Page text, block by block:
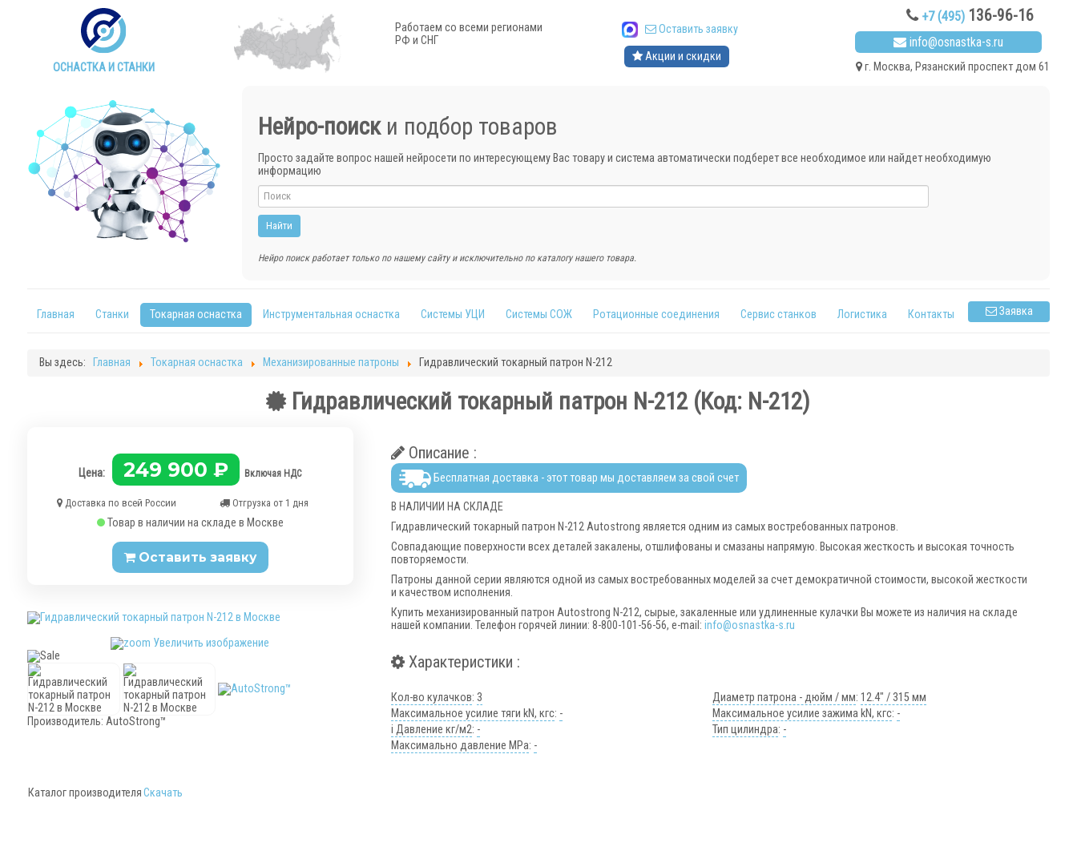
ОСНАСТКА И СТАНКИ
Работаем со всеми регионами
РФ и СНГ
Оставить заявку
Акции и скидки
+7 (495) 136-96-16
info@osnastka-s.ru
г. Москва, Рязанский проспект дом 61
Нейро-поиски подбор товаров
Просто задайте вопрос нашей нейросети по интересующему Вас товару и система автоматически подберет все необходимое или найдет необходимую
информацию
Нейро поиск работает только по нашему сайту и исключительно по каталогу нашего товара.
Главная Станки Токарная оснастка Инструментальная оснастка Системы УЦИ Системы СОЖ Ротационные соединения Сервис станков Логистика Контакты Заявка
Вы здесь: Главная Токарная оснастка Механизированные патроны Гидравлический токарный патрон N-212
Гидравлический токарный патрон N-212 (Код: N-212)
Цена: 249 900 ₽ Включая НДС
Доставка по всей России Отгрузка от 1 дня
Товар в наличии на складе в Москве
Оставить заявку
Увеличить изображение
Производитель: AutoStrong™
Описание :
Бесплатная доставка - этот товар мы доставляем за свой счет
В НАЛИЧИИ НА СКЛАДЕ
Гидравлический токарный патрон N-212 Autostrong является одним из самых востребованных патронов.
Совпадающие поверхности всех деталей закалены, отшлифованы и смазаны напрямую. Высокая жесткость и высокая точность
повторяемости.
Патроны данной серии являются одной из самых востребованных моделей за счет демократичной стоимости, высокой жесткости
и качеством исполнения.
Купить механизированный патрон Autostrong N-212, сырые, закаленные или удлиненные кулачки Вы можете из наличия на складе
нашей компании. Телефон горячей линии: 8-800-101-56-56, e-mail:info@osnastka-s.ru
Характеристики :
Кол-во кулачков:3 Диаметр патрона - дюйм / мм: 12.4" / 315 мм
Максимальное усилие тяги kN, кгс: - Максимальное усилие зажима kN, кгс: -
i Давление кг/м2: - Тип цилиндра: -
Максимально давление MPa: -
Каталог производителяСкачать